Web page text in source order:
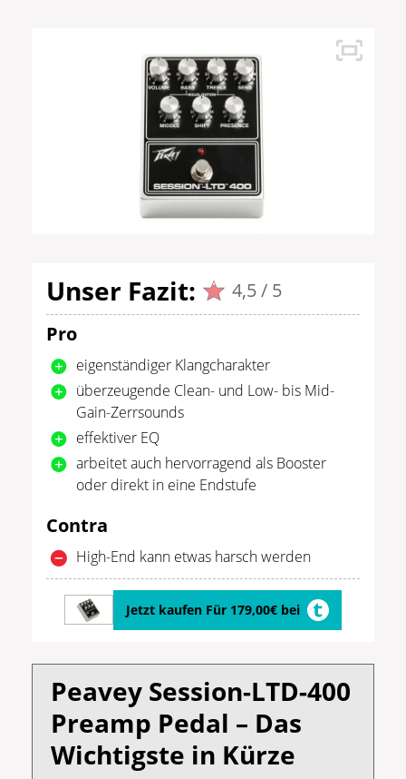
Unser Fazit:
4,5 / 5
Pro
eigenständiger Klangcharakter
überzeugende Clean- und Low- bis Mid-
Gain-Zerrsounds
effektiver EQ
arbeitet auch hervorragend als Booster
oder direkt in eine Endstufe
Contra
High-End kann etwas harsch werden
Jetzt kaufen Für 179,00€ bei
Peavey Session-LTD-400
Preamp Pedal – Das
Wichtigste in Kürze